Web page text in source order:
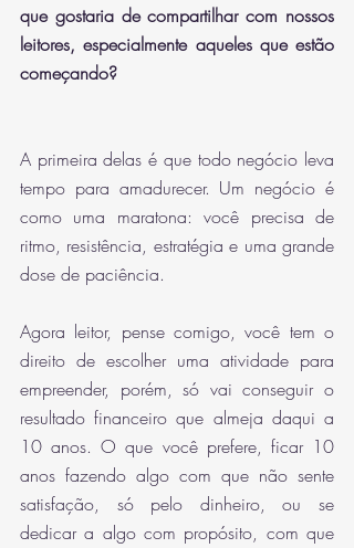
que gostaria de compartilhar com nossos
leitores, especialmente aqueles que estão
começando?
A primeira delas é que todo negócio leva
tempo para amadurecer. Um negócio é
como uma maratona: você precisa de
ritmo, resistência, estratégia e uma grande
dose de paciência.
Agora leitor, pense comigo, você tem o
direito de escolher uma atividade para
empreender, porém, só vai conseguir o
resultado financeiro que almeja daqui a
10 anos. O que você prefere, ficar 10
anos fazendo algo com que não sente
satisfação, só pelo dinheiro, ou se
dedicar a algo com propósito, com que